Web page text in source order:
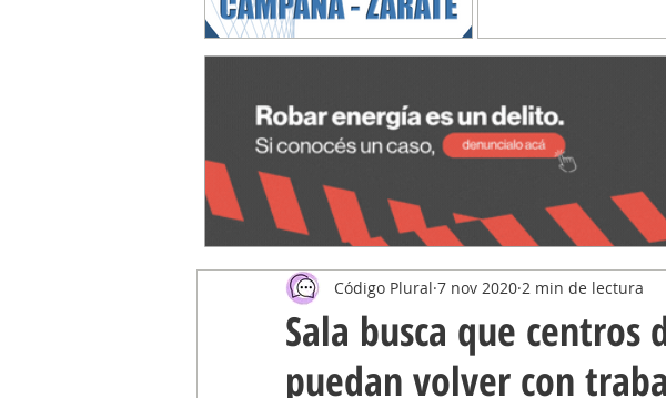
Sala busca que
puedan volver con
Código Plural 7 nov 2020 2 min de lectura